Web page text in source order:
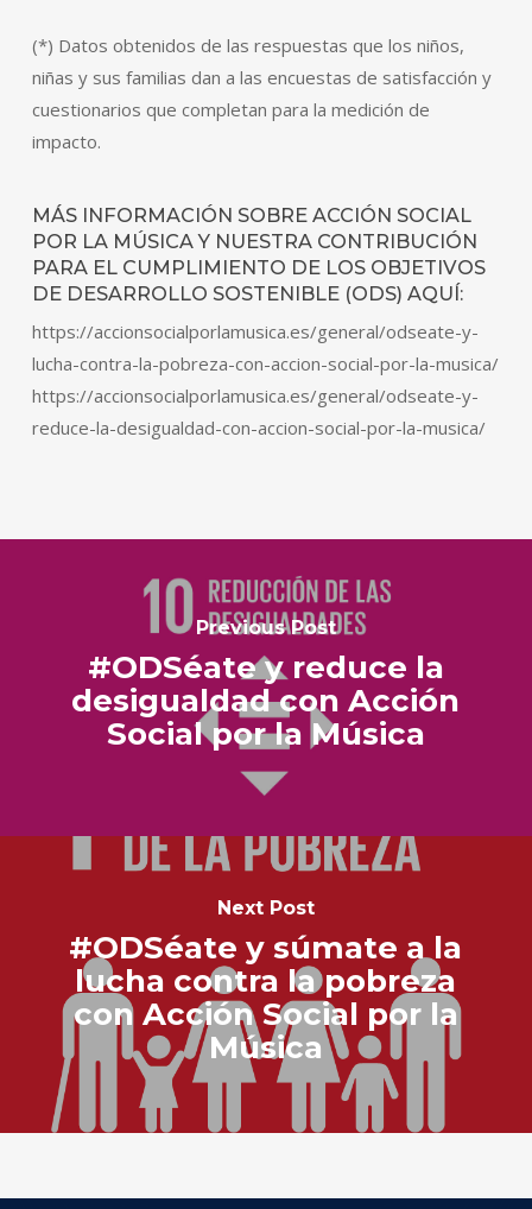
(*) Datos obtenidos de las respuestas que los niños,
niñas y sus familias dan a las encuestas de satisfacción y
cuestionarios que completan para la medición de
impacto.
MÁS INFORMACIÓN SOBRE ACCIÓN SOCIAL
POR LA MÚSICA Y NUESTRA CONTRIBUCIÓN
PARA EL CUMPLIMIENTO DE LOS OBJETIVOS
DE DESARROLLO SOSTENIBLE (ODS) AQUÍ:
https://accionsocialporlamusica.es/general/odseate-y-
lucha-contra-la-pobreza-con-accion-social-por-la-musica/
https://accionsocialporlamusica.es/general/odseate-y-
reduce-la-desigualdad-con-accion-social-por-la-musica/
Previous Post
#ODSéate y reduce la
desigualdad con Acción
Social por la Música
Next Post
#ODSéate y súmate a la
lucha contra la pobreza
con Acción Social por la
Música